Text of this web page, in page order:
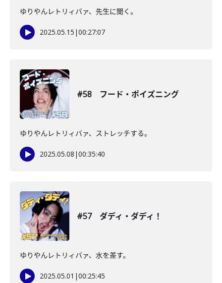
ゆりやんレトリィバァ、先生に聞く。
2025.05.15 |00:27:07
#58 フード・ポイズニング
ゆりやんレトリィバァ、ストレッチする。
2025.05.08 |00:35:40
#57 ダディ・ダディ！
ゆりやんレトリィバァ、水を差す。
2025.05.01 |00:25:45